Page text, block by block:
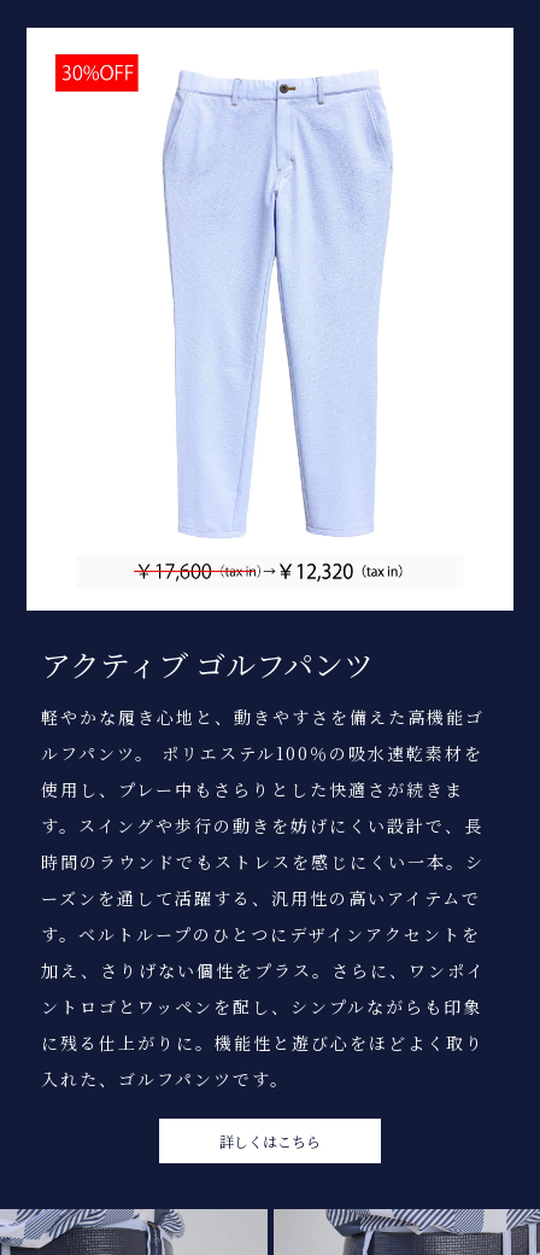
アクティブ ゴルフパンツ
軽やかな履き心地と、動きやすさを備えた高機能ゴ
ルフパンツ。 ポリエステル100％の吸水速乾素材を
使用し、プレー中もさらりとした快適さが続きま
す。スイングや歩行の動きを妨げにくい設計で、長
時間のラウンドでもストレスを感じにくい一本。シ
ーズンを通して活躍する、汎用性の高いアイテムで
す。ベルトループのひとつにデザインアクセントを
加え、さりげない個性をプラス。さらに、ワンポイ
ントロゴとワッペンを配し、シンプルながらも印象
に残る仕上がりに。機能性と遊び心をほどよく取り
入れた、ゴルフパンツです。
詳しくはこちら